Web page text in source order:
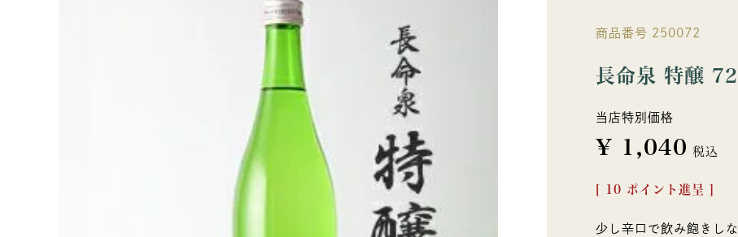
商品番号 250072
長命泉 特醸
当店特別価格
¥ 1,040 税込
10 ポイント進呈 ]
少し辛口で飲み飽きし